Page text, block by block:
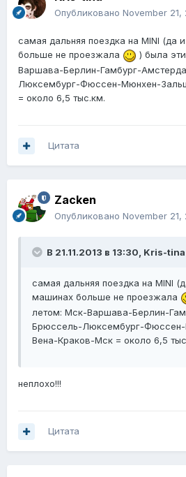
Опубликовано November 21,
самая дальняя поездка на MINI (да
больше не проезжала
) была
Варшава-Берлин-Гамбург-
Люксембург-Фюссен-Мюнхен-
= около 6,5 тыс.км.
Цитата
Zacken
Опубликовано November 21,
В 21.11.2013 в 13:30, Kris-tina
самая дальняя поездка на MINI
машинах больше не проезжала
летом: Мск-Варшава-Берлин-
Брюссель-Люксембург-Фюссен-
Вена-Краков-Мск = около 6,5
неплохо!!!
Цитата